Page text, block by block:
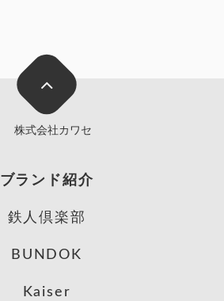
ブランド紹介
鉄人倶楽部
BUNDOK
Kaiser